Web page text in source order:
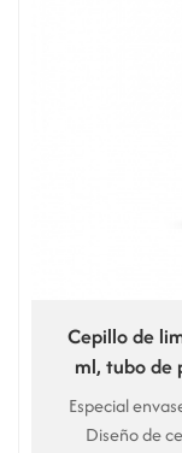
Cepillo de
ml, tubo de
Especial envases para productos de cuidado de la piel,
Diseño de